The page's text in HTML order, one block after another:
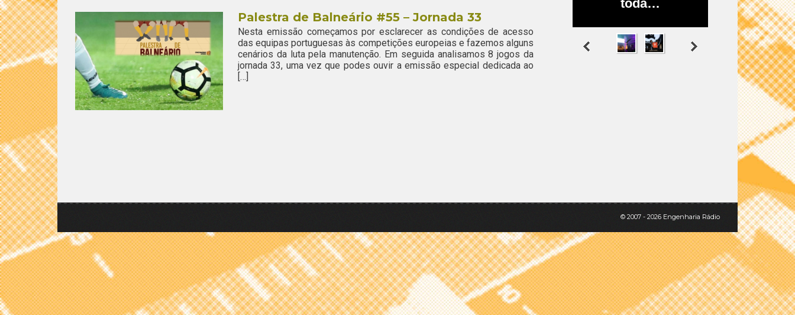
Palestra de Balneário #55 – Jornada 33
Nesta emissão começamos por esclarecer as condições de acesso
das equipas portuguesas às competições europeias e fazemos alguns
cenários da luta pela manutenção. Em seguida analisamos 8 jogos da
jornada 33, uma vez que podes ouvir a emissão especial dedicada ao
[…]
© 2007 - 2026 Engenharia Rádio